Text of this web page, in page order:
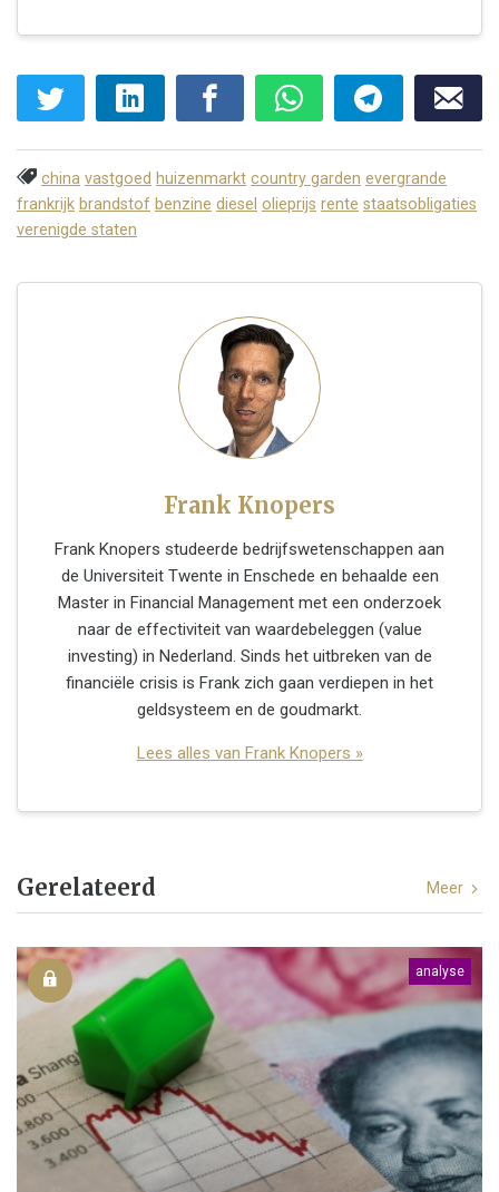
china vastgoed huizenmarkt country garden evergrande
frankrijk brandstof benzine diesel olieprijs rente staatsobligaties
verenigde staten
Frank Knopers
Frank Knopers studeerde bedrijfswetenschappen aan
de Universiteit Twente in Enschede en behaalde een
Master in Financial Management met een onderzoek
naar de effectiviteit van waardebeleggen (value
investing) in Nederland. Sinds het uitbreken van de
financiële crisis is Frank zich gaan verdiepen in het
geldsysteem en de goudmarkt.
Lees alles van Frank Knopers »
Gerelateerd Meer
analyse